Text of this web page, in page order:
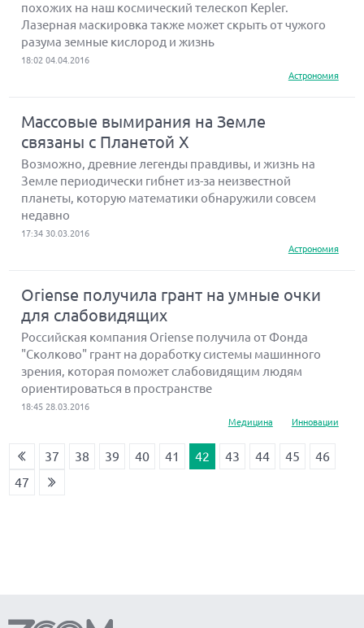
похожих на наш космический телескоп Kepler.
Лазерная маскировка также может скрыть от чужого
разума земные кислород и жизнь
18:02 04.04.2016
Астрономия
Массовые вымирания на Земле
связаны с Планетой Х
Возможно, древние легенды правдивы, и жизнь на
Земле периодически гибнет из-за неизвестной
планеты, которую математики обнаружили совсем
недавно
17:34 30.03.2016
Астрономия
Oriense получила грант на умные очки
для слабовидящих
Российская компания Oriense получила от Фонда
"Сколково" грант на доработку системы машинного
зрения, которая поможет слабовидящим людям
ориентироваться в пространстве
18:45 28.03.2016
Медицина
Инновации
37 38 39 40 41 42 43 44 45
46
47